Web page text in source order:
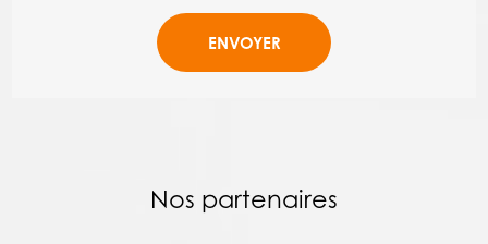
Nos partenaires